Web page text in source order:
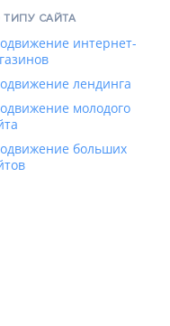
ТИПУ САЙТА
интернет-
лендинга
молодого
больших